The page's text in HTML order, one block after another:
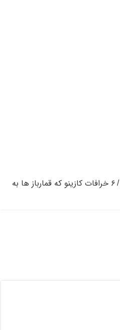
/
۶ خرافات کازینو که قمارباز ها به